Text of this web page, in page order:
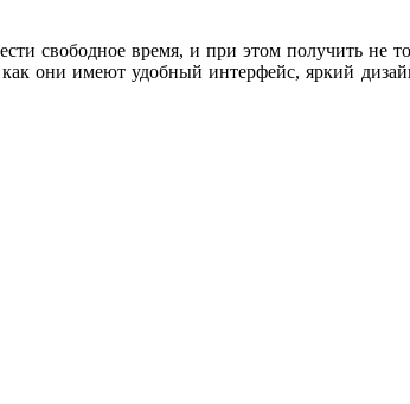
свободное время, и при этом получить не
они имеют удобный интерфейс, яркий